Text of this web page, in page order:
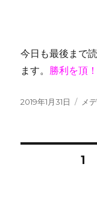
今日も最後まで
ます。 勝利を頂！
投
2019年1月31日
カ
メ
固定ページ1